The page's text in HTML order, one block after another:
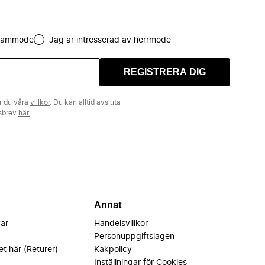
Jag är intresserad av herrmode
REGISTRERA DIG
du våra villkor. Du kan alltid avsluta
här.
här (Returer)
Annat
Handelsvillkor
Personuppgiftslagen
Kakpolicy
Inställningar för Cookies